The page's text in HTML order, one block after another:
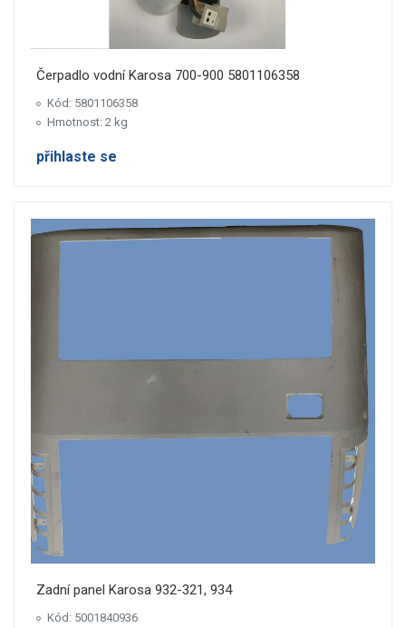
Čerpadlo vodní Karosa 700-900 5801106358
Kód: 5801106358
Hmotnost: 2 kg
přihlaste se
Zadní panel Karosa 932-321, 934
Kód: 5001840936